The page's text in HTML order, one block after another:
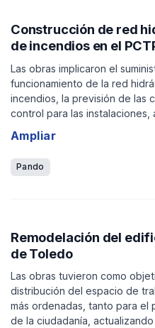
Construcción de red
de incendios en el
Las obras implicaron el
funcionamiento de la red
incendios, la previsión de las
control para las instalaciones,
protección contra incendios
Tecnológico de Pando.
Ampliar
Pando
Remodelación del
de Toledo
Las obras tuvieron como
distribución del espacio de
más ordenadas, tanto para el
de la ciudadanía,